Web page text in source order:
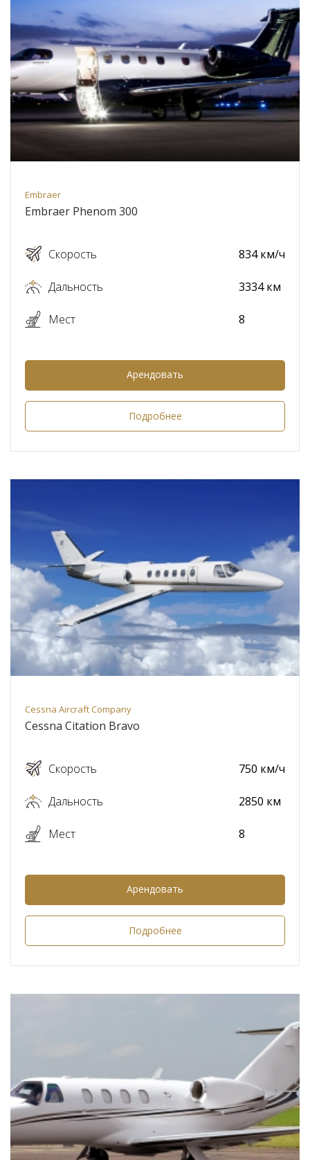
Embraer
Embraer Phenom 300
Скорость
Дальность
Мест
834 км/ч
3334 км
8
Арендовать
Подробнее
Cessna Aircraft Company
Cessna Citation Bravo
Скорость
Дальность
Мест
750 км/ч
2850 км
8
Арендовать
Подробнее